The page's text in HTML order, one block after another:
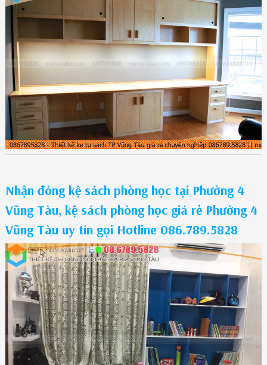
Nhận đóng kệ sách phòng học tại Phường 4
Vũng Tàu, kệ sách phòng học giá rẻ Phường 4
Vũng Tàu uy tín gọi Hotline 086.789.5828